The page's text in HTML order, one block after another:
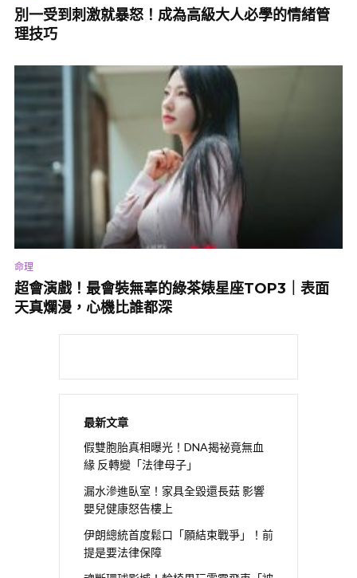
別一受到刺激就暴怒！成為高級大人必學的情緒管
理技巧
命理
超會演戲！最會裝無辜的綠茶婊星座TOP3｜表面
天真爛漫，心機比誰都深
最新文章
假雙胞胎真相曝光！DNA揭祕竟無血
緣 反轉變「法律母子」
漏水滲進臥室！家具全毀還長菇 影響
嬰兒健康怒告樓上
伊朗總統首度鬆口「願結束戰爭」！前
提是要法律保障